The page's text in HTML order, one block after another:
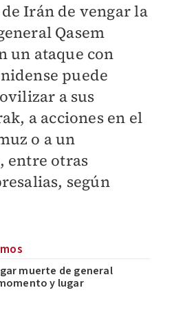
Irán de vengar la
Qasem
un ataque con
puede
a sus
a acciones en el
o a un
entre otras
según
muerte de general
y lugar